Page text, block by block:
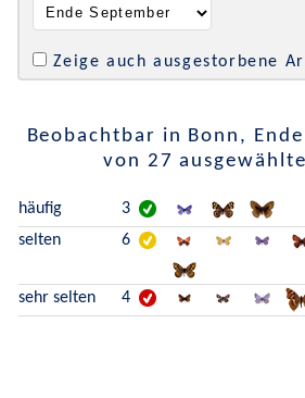
Zeige auch ausgestorbene
Beobachtbar in Bonn,
von 27
häufig 3
selten
6
sehr selten 4